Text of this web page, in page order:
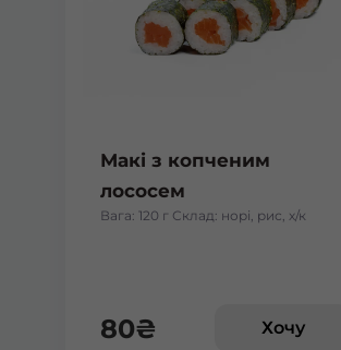
Макі з копченим
лососем
Вага: 120 г Склад: норі, рис, х/к
80₴ Хочу